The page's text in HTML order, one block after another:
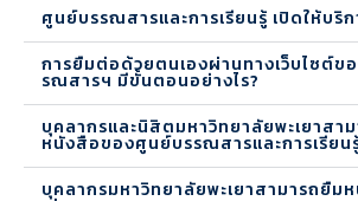
ศูนย์บรรณสารและการเรียนรู้ เปิดให้บริก
การยืมต่อด้วยตนเองผ่านทางเว็บไซต์ข
รณสารฯ มีขั้นตอนอย่างไร?
บุคลากรและนิสิตมหาวิทยาลัยพะเยาสา
หนังสือของศูนย์บรรณสารและการเรียน
บุคลากรมหาวิทยาลัยพะเยาสามารถยืม